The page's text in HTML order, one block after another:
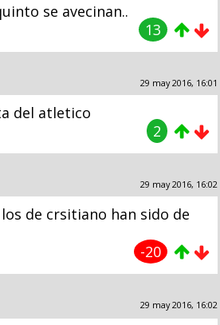
se avecinan..
13
29 may 2016, 16:01
del atletico
2
29 may 2016, 16:02
de crsitiano han sido de
-20
29 may 2016, 16:02